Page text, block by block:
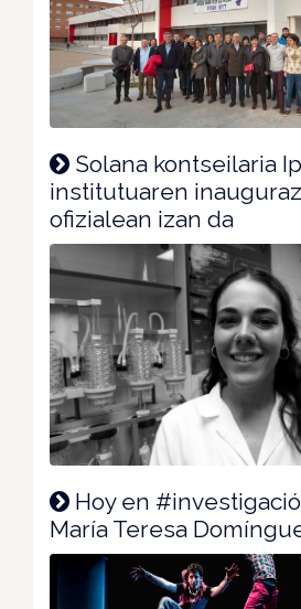
Solana kontseilaria
institutuaren
ofizialean izan da
Hoy en
María Teresa